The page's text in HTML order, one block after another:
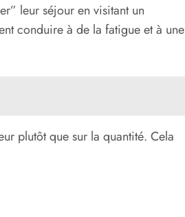
leur séjour en visitant un
conduire à de la fatigue et à une
plutôt que sur la quantité. Cela